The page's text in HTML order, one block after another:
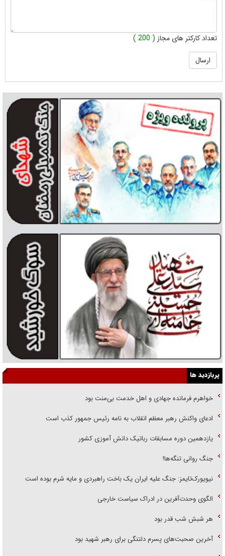
تعداد کارکتر های مجاز ( 200 )
پربازدید ها
خواهرم فرمانده جهادی و اهل خدمت بی‌منت بود
ادعای واکنش رهبر معظم انقلاب به نامه رئیس جمهور کذب است
یازدهمین دوره مسابقات رباتیک دانش آموزی کشور
جنگ روانی تنگه‌ها!
نیویورک‌تایمز: جنگ علیه ایران یک باخت راهبردی و مایه شرم بوده است
الگوی وحدت‌آفرین در ادراک سیاست خارجی
هر شبش شب قدر بود
آخرین صحبت‌های پسرم دلتنگی برای رهبر شهید بود